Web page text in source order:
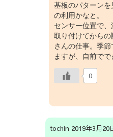
基板のパターン
の利用かなと。
センサー位置で
取り付けてから
さんの仕事。季節
ますが、自前で
0
tochin 2019年3月20